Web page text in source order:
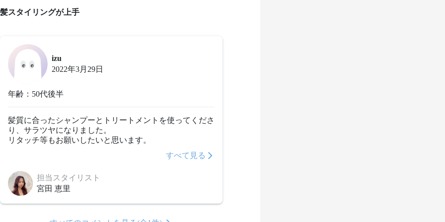
スタイリングが上手
izu
2022年3月29日
年齢：50代後半
髪質に合ったシャンプーとトリートメントを使ってくださ
り、サラツヤになりました。
リタッチ等もお願いしたいと思います。
すべて見る
担当スタイリスト
宮田 恵里